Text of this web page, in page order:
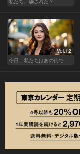
私たち、騙された？
Vol.12
今日、私たちはあの街で